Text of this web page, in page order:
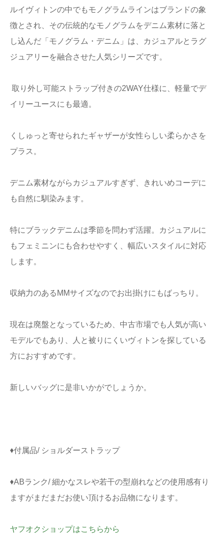
ルイヴィトンの中でもモノグラムラインはブランドの象
徴とされ、その伝統的なモノグラムをデニム素材に落と
し込んだ「モノグラム・デニム」は、カジュアルとラグ
ジュアリーを融合させた人気シリーズです。
取り外し可能ストラップ付きの2WAY仕様に、軽量でデ
イリーユースにも最適。
くしゅっと寄せられたギャザーが女性らしい柔らかさを
プラス。
デニム素材ながらカジュアルすぎず、きれいめコーデに
も自然に馴染みます。
特にブラックデニムは季節を問わず活躍。カジュアルに
もフェミニンにも合わせやすく、幅広いスタイルに対応
します。
収納力のあるMMサイズなのでお出掛けにもばっちり。
現在は廃盤となっているため、中古市場でも人気が高い
モデルでもあり、人と被りにくいヴィトンを探している
方におすすめです。
新しいバッグに是非いかがでしょうか。
♦付属品/ ショルダーストラップ
♦ABランク/ 細かなスレや若干の型崩れなどの使用感有り
ますがまだまだお使い頂けるお品物になります。
ヤフオクショップはこちらから